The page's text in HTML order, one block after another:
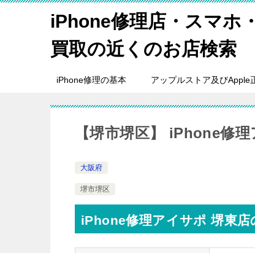
iPhone修理店・スマホ
買取の近くのお店検索
iPhone修理の基本 アップルストア及びApple
【堺市堺区】 iPhone修
大阪府
堺市堺区
iPhone修理アイサポ 堺東店